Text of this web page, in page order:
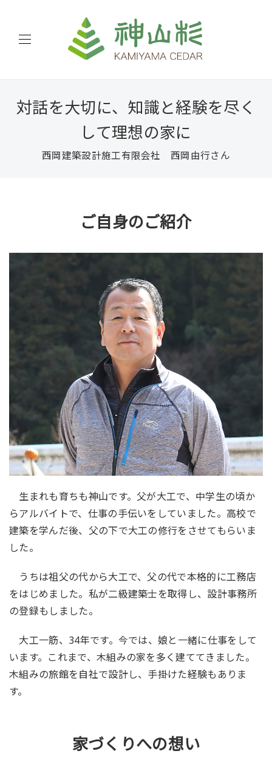
対話を大切に、知識と経験を尽く
して理想の家に
西岡建築設計施工有限会社 西岡由行さん
ご自身のご紹介
生まれも育ちも神山です。父が大工で、中学生の頃か
らアルバイトで、仕事の手伝いをしていました。高校で
建築を学んだ後、父の下で大工の修行をさせてもらいま
した。
うちは祖父の代から大工で、父の代で本格的に工務店
をはじめました。私が二級建築士を取得し、設計事務所
の登録もしました。
大工一筋、34年です。今では、娘と一緒に仕事をして
います。これまで、木組みの家を多く建ててきました。
木組みの旅館を自社で設計し、手掛けた経験もありま
す。
家づくりへの想い